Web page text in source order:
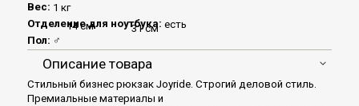
14 см 31 см
Вес: 1 кг
Отделение для ноутбука: есть
Пол: ♂
Описание товара
Стильный бизнес рюкзак Joyride. Строгий деловой стиль.
Премиальные материалы и